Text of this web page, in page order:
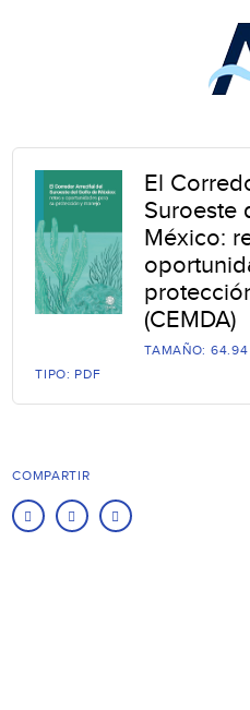
El
Suroeste
México:
(CEMDA)
TAMAÑO: 64.94
TIPO: PDF
COMPARTIR